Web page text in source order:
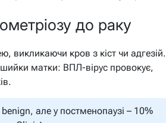
до раку
викликаючи кров з кіст чи адгезій.
матки: ВПЛ-вірус провокує,
але у постменопаузі – 10%